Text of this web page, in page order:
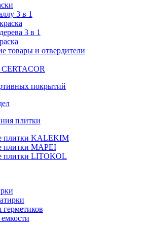
3 в 1
3 в 1
товары и отвердители
покрытий
плитки
плитки KALEKIM
плитки MAPEI
плитки LITOKOL